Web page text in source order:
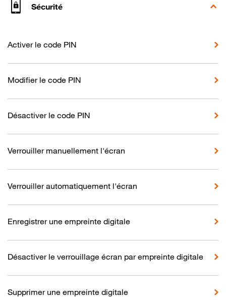
Sécurité
Activer le code PIN
Modifier le code PIN
Désactiver le code PIN
Verrouiller manuellement l'écran
Verrouiller automatiquement l'écran
Enregistrer une empreinte digitale
Désactiver le verrouillage écran par empreinte digitale
Supprimer une empreinte digitale